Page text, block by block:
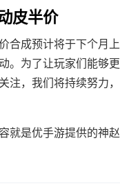
皮半价
合成预计将于下个月
。为了让玩家们能够
注，我们将持续努力
就是优手游提供的神